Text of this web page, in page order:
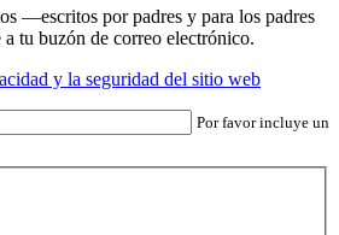
—escritos por padres y para los padres
tu buzón de correo electrónico.
y la seguridad del sitio web
Por favor incluye un